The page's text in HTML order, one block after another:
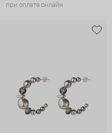
при оплате онлайн